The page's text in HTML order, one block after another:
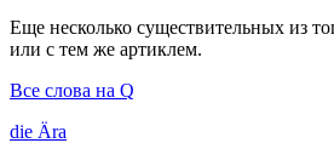
Еще несколько существительных из
или с тем же артиклем.
Все слова на Q
die Ära